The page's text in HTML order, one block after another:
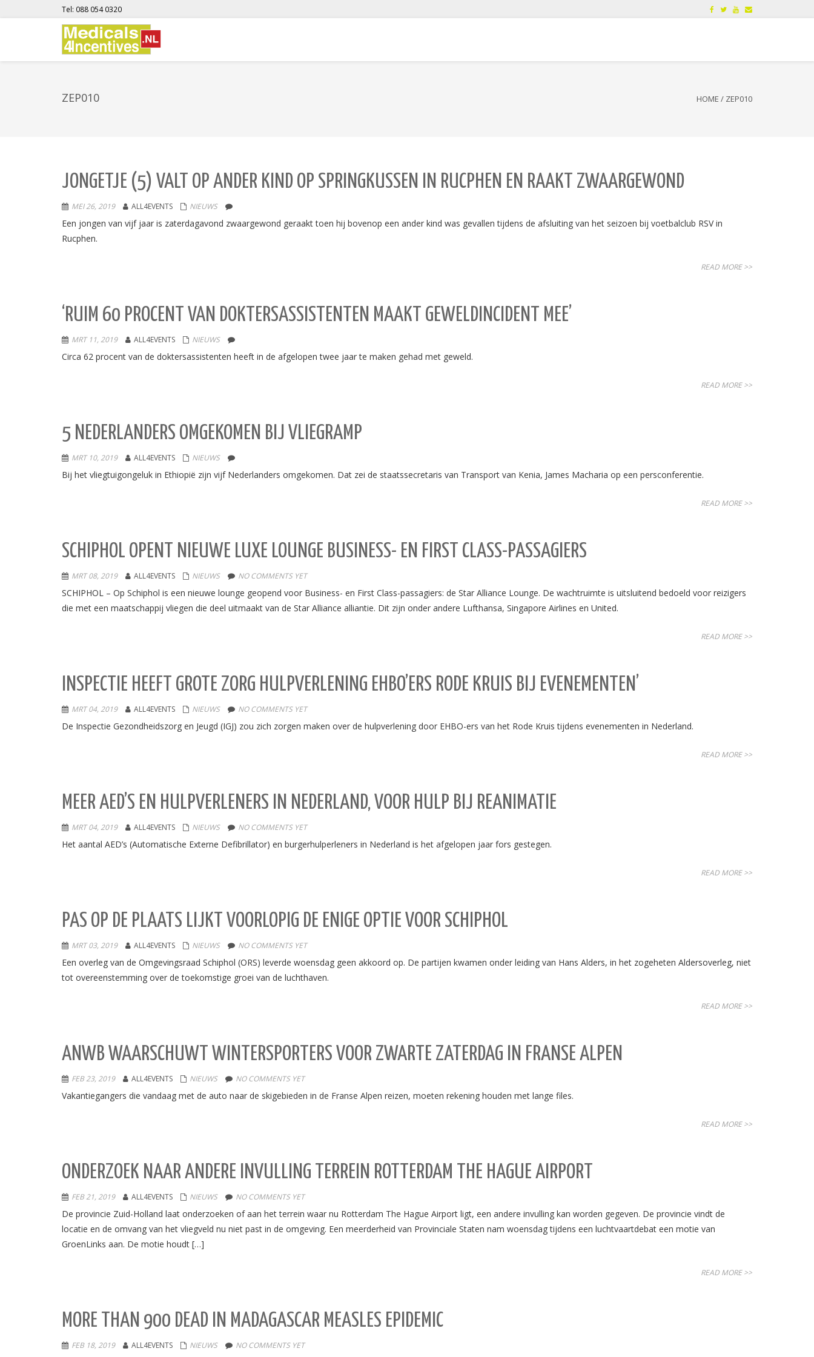
Tel: 088 054 0320
ZEP010 HOME / ZEP010
JONGETJE (5) VALT OP ANDER KIND OP SPRINGKUSSEN IN RUCPHEN EN RAAKT ZWAARGEWOND
MEI 26, 2019 ALL4EVENTS NIEUWS
Een jongen van vijf jaar is zaterdagavond zwaargewond geraakt toen hij bovenop een ander kind was gevallen tijdens de afsluiting van het seizoen bij voetbalclub RSV in
Rucphen.
READ MORE >>
‘RUIM 60 PROCENT VAN DOKTERSASSISTENTEN MAAKT GEWELDINCIDENT MEE’
MRT 11, 2019 ALL4EVENTS NIEUWS
Circa 62 procent van de doktersassistenten heeft in de afgelopen twee jaar te maken gehad met geweld.
READ MORE >>
5 NEDERLANDERS OMGEKOMEN BIJ VLIEGRAMP
MRT 10, 2019 ALL4EVENTS NIEUWS
Bij het vliegtuigongeluk in Ethiopië zijn vijf Nederlanders omgekomen. Dat zei de staatssecretaris van Transport van Kenia, James Macharia op een persconferentie.
READ MORE >>
SCHIPHOL OPENT NIEUWE LUXE LOUNGE BUSINESS- EN FIRST CLASS-PASSAGIERS
MRT 08, 2019 ALL4EVENTS NIEUWS NO COMMENTS YET
SCHIPHOL – Op Schiphol is een nieuwe lounge geopend voor Business- en First Class-passagiers: de Star Alliance Lounge. De wachtruimte is uitsluitend bedoeld voor reizigers
die met een maatschappij vliegen die deel uitmaakt van de Star Alliance alliantie. Dit zijn onder andere Lufthansa, Singapore Airlines en United.
READ MORE >>
INSPECTIE HEEFT GROTE ZORG HULPVERLENING EHBO’ERS RODE KRUIS BIJ EVENEMENTEN’
MRT 04, 2019 ALL4EVENTS NIEUWS NO COMMENTS YET
De Inspectie Gezondheidszorg en Jeugd (IGJ) zou zich zorgen maken over de hulpverlening door EHBO-ers van het Rode Kruis tijdens evenementen in Nederland.
READ MORE >>
MEER AED’S EN HULPVERLENERS IN NEDERLAND, VOOR HULP BIJ REANIMATIE
MRT 04, 2019 ALL4EVENTS NIEUWS NO COMMENTS YET
Het aantal AED’s (Automatische Externe Defibrillator) en burgerhulperleners in Nederland is het afgelopen jaar fors gestegen.
READ MORE >>
PAS OP DE PLAATS LIJKT VOORLOPIG DE ENIGE OPTIE VOOR SCHIPHOL
MRT 03, 2019 ALL4EVENTS NIEUWS NO COMMENTS YET
Een overleg van de Omgevingsraad Schiphol (ORS) leverde woensdag geen akkoord op. De partijen kwamen onder leiding van Hans Alders, in het zogeheten Aldersoverleg, niet
tot overeenstemming over de toekomstige groei van de luchthaven.
READ MORE >>
ANWB WAARSCHUWT WINTERSPORTERS VOOR ZWARTE ZATERDAG IN FRANSE ALPEN
FEB 23, 2019 ALL4EVENTS NIEUWS NO COMMENTS YET
Vakantiegangers die vandaag met de auto naar de skigebieden in de Franse Alpen reizen, moeten rekening houden met lange files.
READ MORE >>
ONDERZOEK NAAR ANDERE INVULLING TERREIN ROTTERDAM THE HAGUE AIRPORT
FEB 21, 2019 ALL4EVENTS NIEUWS NO COMMENTS YET
De provincie Zuid-Holland laat onderzoeken of aan het terrein waar nu Rotterdam The Hague Airport ligt, een andere invulling kan worden gegeven. De provincie vindt de
locatie en de omvang van het vliegveld nu niet past in de omgeving. Een meerderheid van Provinciale Staten nam woensdag tijdens een luchtvaartdebat een motie van
GroenLinks aan. De motie houdt […]
READ MORE >>
MORE THAN 900 DEAD IN MADAGASCAR MEASLES EPIDEMIC
FEB 18, 2019 ALL4EVENTS NIEUWS NO COMMENTS YET